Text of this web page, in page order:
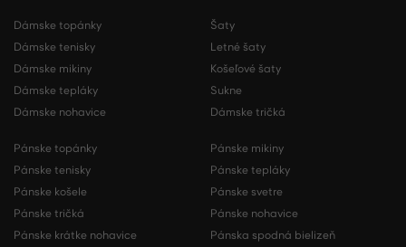
Dámske topánky
Dámske tenisky
Dámske mikiny
Dámske tepláky
Dámske nohavice
Šaty
Letné šaty
Košeľové šaty
Sukne
Dámske tričká
Pánske topánky
Pánske tenisky
Pánske košele
Pánske tričká
Pánske krátke nohavice
Pánske mikiny
Pánske tepláky
Pánske svetre
Pánske nohavice
Pánska spodná bielizeň